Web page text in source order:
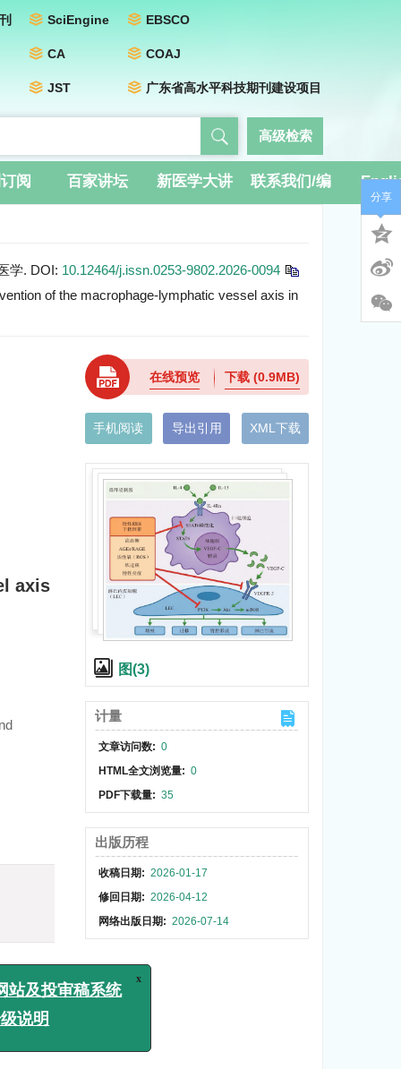
SciEngine EBSCO
CA COAJ
JST 广东省高水平科技期刊建设项目
高级检索
阅 百家讲坛 新医学大讲 联系我们/编
学. DOI: 10.12464/j.issn.0253-9802.2026-0094
of the macrophage-lymphatic vessel axis in
axis
来，学
的同
在线预览 下载 (0.9MB)
手机阅读 导出引用 XML下载
图(3)
计量
文章访问数: 0
HTML全文浏览量: 0
PDF下载量: 35
出版历程
收稿日期: 2026-01-17
修回日期: 2026-04-12
网络出版日期: 2026-07-14
分享